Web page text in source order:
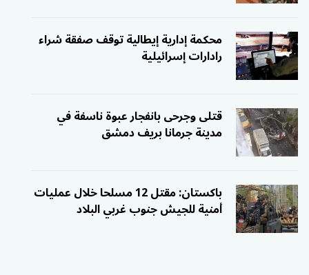
محكمة إدارية إيطالية توقف صفقة شراء
رادارات إسرائيلية
قتلى وجرحى بانفجار عبوة ناسفة في
مدينة جرمانا بريف دمشق
باكستان: مقتل 12 مسلحا خلال عمليات
أمنية للجيش جنوب غربي البلاد